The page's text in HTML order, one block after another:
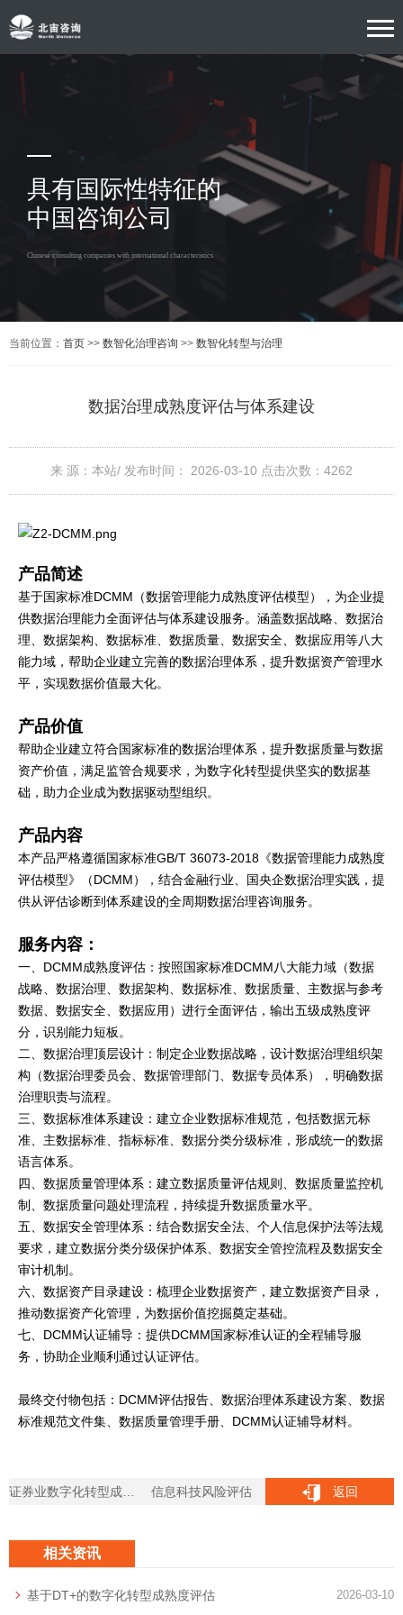
具有国际性特征的
中国咨询公司
Chinese consulting companies with international characteristics
当前位置： 首页 >> 数智化治理咨询 >> 数智化转型与治理
数据治理成熟度评估与体系建设
来 源：本站/ 发布时间： 2026-03-10 点击次数： 4262
产品简述
基于国家标准DCMM（数据管理能力成熟度评估模型），为企业提
供数据治理能力全面评估与体系建设服务。涵盖数据战略、数据治
理、数据架构、数据标准、数据质量、数据安全、数据应用等八大
能力域，帮助企业建立完善的数据治理体系，提升数据资产管理水
平，实现数据价值最大化。
产品价值
帮助企业建立符合国家标准的数据治理体系，提升数据质量与数据
资产价值，满足监管合规要求，为数字化转型提供坚实的数据基
础，助力企业成为数据驱动型组织。
产品内容
本产品严格遵循国家标准GB/T 36073-2018《数据管理能力成熟度
评估模型》（DCMM），结合金融行业、国央企数据治理实践，提
供从评估诊断到体系建设的全周期数据治理咨询服务。
服务内容：
一、DCMM成熟度评估：按照国家标准DCMM八大能力域（数据
战略、数据治理、数据架构、数据标准、数据质量、主数据与参考
数据、数据安全、数据应用）进行全面评估，输出五级成熟度评
分，识别能力短板。
二、数据治理顶层设计：制定企业数据战略，设计数据治理组织架
构（数据治理委员会、数据管理部门、数据专员体系），明确数据
治理职责与流程。
三、数据标准体系建设：建立企业数据标准规范，包括数据元标
准、主数据标准、指标标准、数据分类分级标准，形成统一的数据
语言体系。
四、数据质量管理体系：建立数据质量评估规则、数据质量监控机
制、数据质量问题处理流程，持续提升数据质量水平。
五、数据安全管理体系：结合数据安全法、个人信息保护法等法规
要求，建立数据分类分级保护体系、数据安全管控流程及数据安全
审计机制。
六、数据资产目录建设：梳理企业数据资产，建立数据资产目录，
推动数据资产化管理，为数据价值挖掘奠定基础。
七、DCMM认证辅导：提供DCMM国家标准认证的全程辅导服
务，协助企业顺利通过认证评估。
最终交付物包括：DCMM评估报告、数据治理体系建设方案、数据
标准规范文件集、数据质量管理手册、DCMM认证辅导材料。
证券业数字化转型成熟度评估 信息科技风险评估 返回
相关资讯
基于DT+的数字化转型成熟度评估 2026-03-10